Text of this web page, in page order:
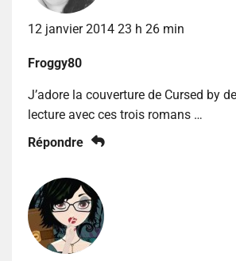
12 janvier 2014 23 h 26 min
Froggy80
J’adore la couverture de Cursed by
lecture avec ces trois romans …
Répondre